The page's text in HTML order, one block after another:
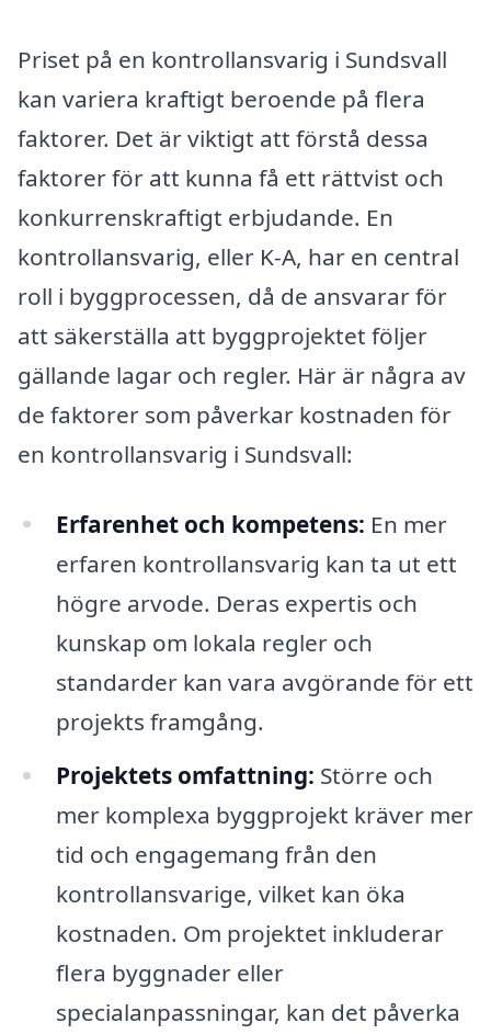
Priset på en kontrollansvarig i Sundsvall
kan variera kraftigt beroende på flera
faktorer. Det är viktigt att förstå dessa
faktorer för att kunna få ett rättvist och
konkurrenskraftigt erbjudande. En
kontrollansvarig, eller K-A, har en central
roll i byggprocessen, då de ansvarar för
att säkerställa att byggprojektet följer
gällande lagar och regler. Här är några av
de faktorer som påverkar kostnaden för
en kontrollansvarig i Sundsvall:
Erfarenhet och kompetens: En mer
erfaren kontrollansvarig kan ta ut ett
högre arvode. Deras expertis och
kunskap om lokala regler och
standarder kan vara avgörande för ett
projekts framgång.
Projektets omfattning: Större och
mer komplexa byggprojekt kräver mer
tid och engagemang från den
kontrollansvarige, vilket kan öka
kostnaden. Om projektet inkluderar
flera byggnader eller
specialanpassningar, kan det påverka